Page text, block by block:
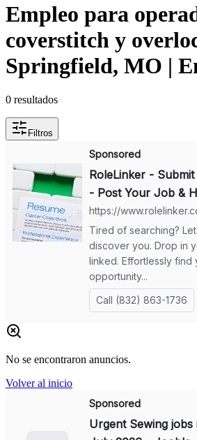
Empleo para
coverstitch y
Springfield, MO |
0 resultados
Filtros
No se encontraron anuncios.
Volver al inicio